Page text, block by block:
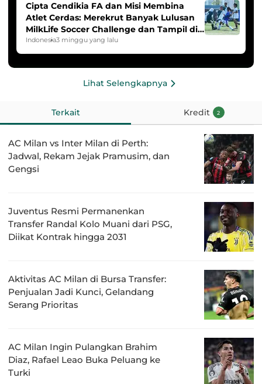
Cipta Cendikia FA dan Misi Membina
Atlet Cerdas: Merekrut Banyak Lulusan
MilkLife Soccer Challenge dan Tampil di
HYDROPLUS Soccer League
Indonesia3 minggu yang lalu
Lihat Selengkapnya
Terkait Kredit 2
AC Milan vs Inter Milan di Perth:
Jadwal, Rekam Jejak Pramusim, dan
Gengsi
Juventus Resmi Permanenkan
Transfer Randal Kolo Muani dari PSG,
Diikat Kontrak hingga 2031
Aktivitas AC Milan di Bursa Transfer:
Penjualan Jadi Kunci, Gelandang
Serang Prioritas
AC Milan Ingin Pulangkan Brahim
Diaz, Rafael Leao Buka Peluang ke
Turki